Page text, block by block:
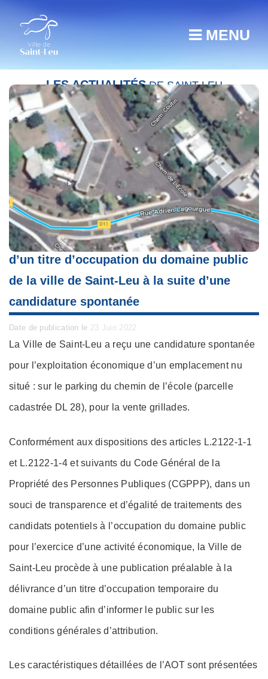
MENU
LES ACTUALITÉSDE SAINT-LEU
Avis de publicité préalable à la délivrance
d’un titre d’occupation du domaine public
de la ville de Saint-Leu à la suite d’une
candidature spontanée
Date de publication le Posted
23 Juin 2022
La Ville de Saint-Leu a reçu une candidature spontanée
pour l’exploitation économique d’un emplacement nu
situé : sur le parking du chemin de l’école (parcelle
cadastrée DL 28), pour la vente grillades.
Conformément aux dispositions des articles L.2122-1-1
et L.2122-1-4 et suivants du Code Général de la
Propriété des Personnes Publiques (CGPPP), dans un
souci de transparence et d’égalité de traitements des
candidats potentiels à l’occupation du domaine public
pour l’exercice d’une activité économique, la Ville de
Saint-Leu procède à une publication préalable à la
délivrance d’un titre d’occupation temporaire du
domaine public afin d’informer le public sur les
conditions générales d’attribution.
Les caractéristiques détaillées de l’AOT sont présentées